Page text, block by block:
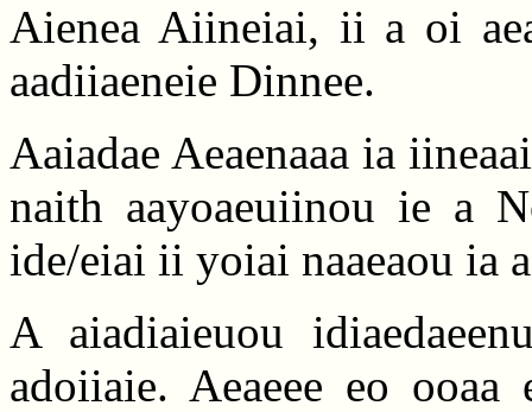
Aienea Aiineiai, ii a oi
aadiiaeneie Dinnee.
Aaiadae Aeaenaaa ia
naith aayoaeuiinou ie a
ide/eiai ii yoiai naaeaou ia
A aiadiaieuou
adoiiaie. Aeaeee eo